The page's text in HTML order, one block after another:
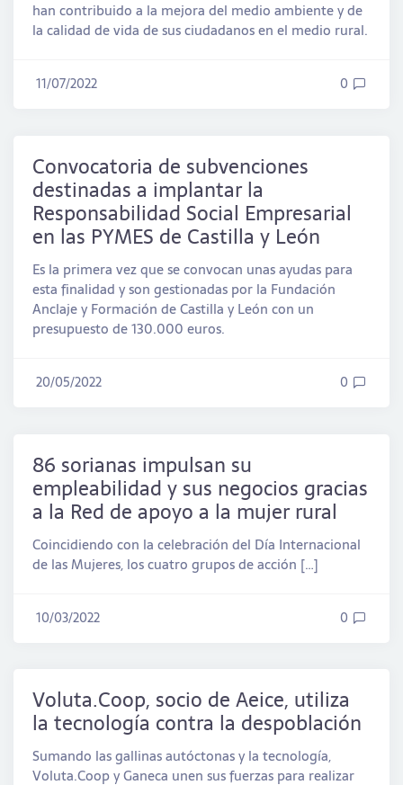
han contribuido a la mejora del medio ambiente y de
la calidad de vida de sus ciudadanos en el medio rural.
11/07/2022 0
Convocatoria de subvenciones
destinadas a implantar la
Responsabilidad Social Empresarial
en las PYMES de Castilla y León
Es la primera vez que se convocan unas ayudas para
esta finalidad y son gestionadas por la Fundación
Anclaje y Formación de Castilla y León con un
presupuesto de 130.000 euros.
20/05/2022 0
86 sorianas impulsan su
empleabilidad y sus negocios gracias
a la Red de apoyo a la mujer rural
Coincidiendo con la celebración del Día Internacional
de las Mujeres, los cuatro grupos de acción […]
10/03/2022 0
Voluta.Coop, socio de Aeice, utiliza
la tecnología contra la despoblación
Sumando las gallinas autóctonas y la tecnología,
Voluta.Coop y Ganeca unen sus fuerzas para realizar